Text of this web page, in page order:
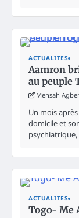
ACTUALITES
Aamron
au peuple
Mensah
Un mois
domicile et
ACTUALITES
Togo- Me